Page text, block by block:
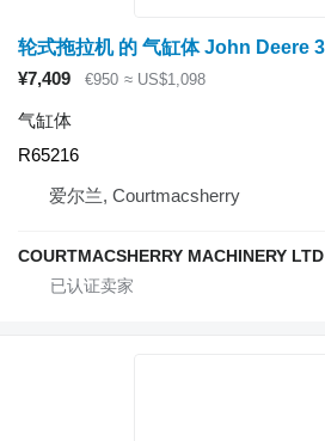
¥7,409 €950 ≈ US$1,098
气缸体
R65216
爱尔兰, Courtmacsherry
COURTMACSHERRY MACHINERY LTD